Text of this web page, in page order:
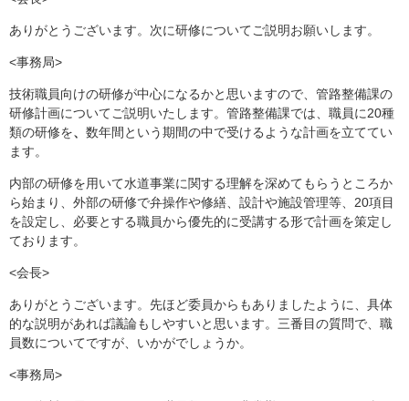
ありがとうございます。次に研修についてご説明お願いします。
<事務局>
技術職員向けの研修が中心になるかと思いますので、管路整備課の
研修計画についてご説明いたします。管路整備課では、職員に20種
類の研修を、 数年間という期間の中で受けるような計画を立ててい
ます。
内部の研修を用いて水道事業に関する理解を深めてもらうところか
ら始まり、外部の研修で弁操作や修繕、設計や施設管理等、20項目
を設定し、必要とする職員から優先的に受講する形で計画を策定し
ております。
<会長>
ありがとうございます。先ほど委員からもありましたように、具体
的な説明があれば議論もしやすいと思います。三番目の質問で、職
員数についてですが、いかがでしょうか。
<事務局>